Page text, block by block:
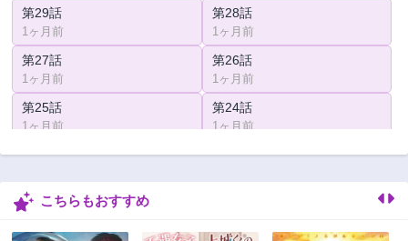
第29話
1ヶ月前
第28話
1ヶ月前
第27話
1ヶ月前
第26話
1ヶ月前
第25話
1ヶ月前
第24話
1ヶ月前
第23.1話 第22.1話
第22.2話
こちらもおすすめ